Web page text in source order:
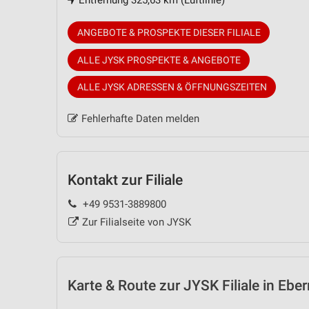
ANGEBOTE & PROSPEKTE DIESER FILIALE
ALLE JYSK PROSPEKTE & ANGEBOTE
ALLE JYSK ADRESSEN & ÖFFNUNGSZEITEN
Fehlerhafte Daten melden
Kontakt zur Filiale
+49 9531-3889800
Zur Filialseite von JYSK
Karte & Route zur JYSK Filiale in